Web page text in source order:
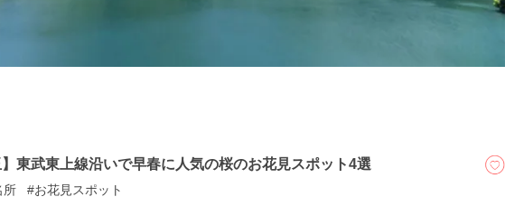
】東武東上線沿いで早春に人気の桜のお花見スポット4選
所 お花見スポット